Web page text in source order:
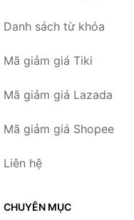
Danh sách từ khóa
Mã giảm giá Tiki
Mã giảm giá Lazada
Mã giảm giá Shopee
Liên hệ
CHUYÊN MỤC